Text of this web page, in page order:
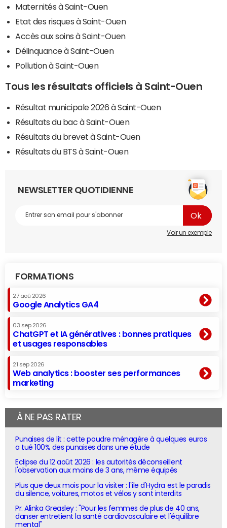
Maternités à Saint-Ouen
Etat des risques à Saint-Ouen
Accès aux soins à Saint-Ouen
Délinquance à Saint-Ouen
Pollution à Saint-Ouen
Tous les résultats officiels à Saint-Ouen
Résultat municipale 2026 à Saint-Ouen
Résultats du bac à Saint-Ouen
Résultats du brevet à Saint-Ouen
Résultats du BTS à Saint-Ouen
NEWSLETTER QUOTIDIENNE
Voir un exemple
FORMATIONS
27 aoû 2026
Google Analytics GA4
03 sep 2026
ChatGPT et IA génératives : bonnes pratiques
et usages responsables
21 sep 2026
Web analytics : booster ses performances
marketing
À NE PAS RATER
Punaises de lit : cette poudre ménagère à quelques euros
a tué 100% des punaises dans une étude
Eclipse du 12 août 2026 : les autorités déconseillent
l'observation aux moins de 3 ans, même équipés
Plus que deux mois pour la visiter : l'île d'Hydra est le paradis
du silence, voitures, motos et vélos y sont interdits
Pr. Alinka Greasley : "Pour les femmes de plus de 40 ans,
danser entretient la santé cardiovasculaire et l'équilibre
mental"